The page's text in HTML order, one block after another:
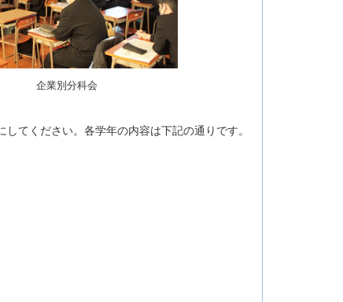
企業別分科会
ください。各学年の内容は下記の通りです。